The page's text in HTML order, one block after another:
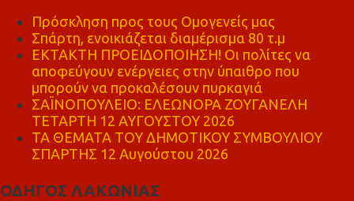
Πρόσκληση προς τους Ομογενείς μας
Σπάρτη, ενοικιάζεται διαμέρισμα 80 τ.μ
ΕΚΤΑΚΤΗ ΠΡΟΕΙΔΟΠΟΙΗΣΗ! Οι πολίτες να
αποφεύγουν ενέργειες στην ύπαιθρο που
μπορούν να προκαλέσουν πυρκαγιά
ΣΑΪΝΟΠΟΥΛΕΙΟ: ΕΛΕΩΝΟΡΑ ΖΟΥΓΑΝΕΛΗ
ΤΕΤΑΡΤΗ 12 ΑΥΓΟΥΣΤΟΥ 2026
ΤΑ ΘΕΜΑΤΑ ΤΟΥ ΔΗΜΟΤΙΚΟΥ ΣΥΜΒΟΥΛΙΟΥ
ΣΠΑΡΤΗΣ 12 Αυγούστου 2026
ΟΔΗΓΟΣ ΛΑΚΩΝΙΑΣ